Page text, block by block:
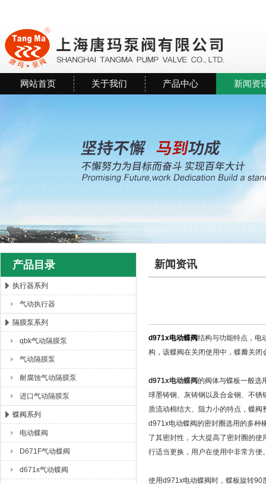
上海唐玛泵阀有限公司
网站首页 关于我们 产品中心 新闻资
产品目录
执行器系列
气动执行器
隔膜泵系列
qbk气动隔膜泵
气动隔膜泵
耐腐蚀气动隔膜泵
进口气动隔膜泵
蝶阀系列
电动蝶阀
D671F气动蝶阀
d671x气动蝶阀
新闻资讯
d971x电动蝶阀结构与功能特点，电
构，该蝶阀在关闭使用中，蝶瓣关
d971x电动蝶阀的阀体与蝶板一般选
球墨铸钢、灰铸钢以及合金钢、不
质流动棉结大、阻力小的特点，蝶
d971x电动蝶阀的密封圈选用的多种
了其密封性，大大提高了密封圈的
行适当更换，用户在使用中非常方便
使用d971x电动蝶阀时，蝶板旋转90